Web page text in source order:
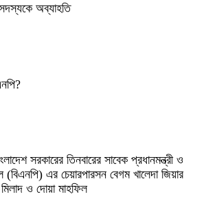
অব্যাহতি
সরকারের তিনবারের সাবেক প্রধানমন্ত্রী ও
(বিএনপি) এর চেয়ারপারসন বেগম খালেদা জিয়ার
ও দোয়া মাহফিল